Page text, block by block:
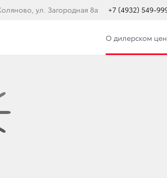
ул. Загородная 8а +7 (4932) 549-
О дилерском
TOYOTA
ПО